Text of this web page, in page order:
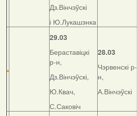
Дз.Вінчэўскі
і Ю.Лукашэнка
29.03
Бераставіцкі
р-н,
Дз.Вінчэўскі,
Ю.Квач,
С.Саковіч
28.03
Чэрвенскі р-
н,
А.Вінчэўскі